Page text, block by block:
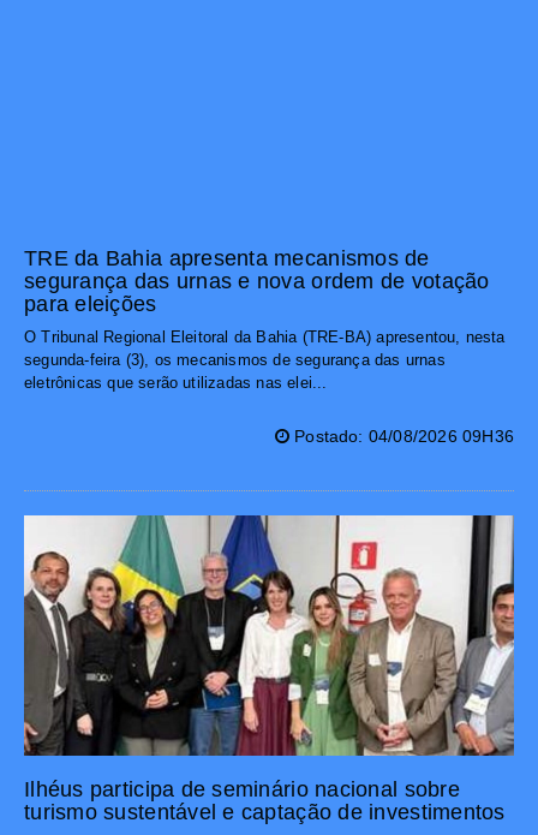
TRE da Bahia apresenta mecanismos de
segurança das urnas e nova ordem de votação
para eleições
O Tribunal Regional Eleitoral da Bahia (TRE-BA) apresentou, nesta
segunda-feira (3), os mecanismos de segurança das urnas
eletrônicas que serão utilizadas nas elei...
Postado: 04/08/2026 09H36
Ilhéus participa de seminário nacional sobre
turismo sustentável e captação de investimentos